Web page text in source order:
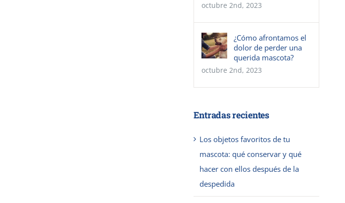
octubre 2nd, 2023
¿Cómo afrontamos el
dolor de perder una
querida mascota?
octubre 2nd, 2023
Entradas recientes
Los objetos favoritos de tu
mascota: qué conservar y qué
hacer con ellos después de la
despedida